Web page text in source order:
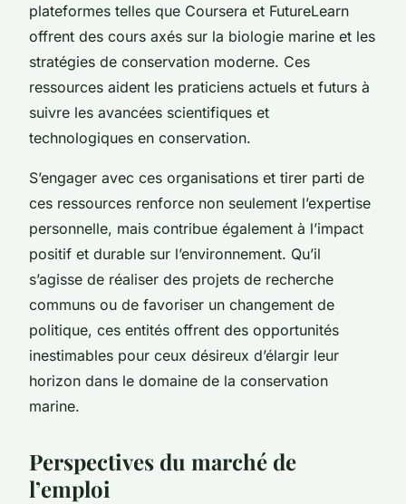
plateformes telles que Coursera et FutureLearn
offrent des cours axés sur la biologie marine et les
stratégies de conservation moderne. Ces
ressources aident les praticiens actuels et futurs à
suivre les avancées scientifiques et
technologiques en conservation.
S’engager avec ces organisations et tirer parti de
ces ressources renforce non seulement l’expertise
personnelle, mais contribue également à l’impact
positif et durable sur l’environnement. Qu’il
s’agisse de réaliser des projets de recherche
communs ou de favoriser un changement de
politique, ces entités offrent des opportunités
inestimables pour ceux désireux d’élargir leur
horizon dans le domaine de la conservation
marine.
Perspectives du marché de
l’emploi